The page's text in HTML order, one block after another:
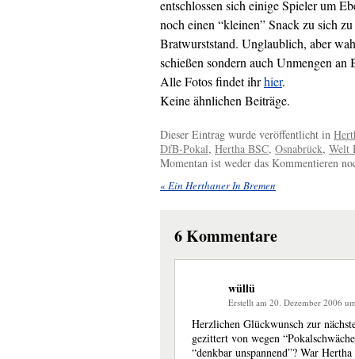
entschlossen sich einige Spieler um
noch einen “kleinen” Snack zu sich
Bratwurststand. Unglaublich, aber
schießen sondern auch Unmengen
Alle Fotos findet ihrhier.
Keine ähnlichen Beiträge.
Dieser Eintrag wurde veröffentlicht in
DfB-Pokal, Hertha BSC, Osnabrück, Welt
Momentan ist weder das Kommentieren
« Ein Herthaner In Bremen
6Kommentare
wüllü
Erstellt am 20. Dezember 2006
Herzlichen Glückwunsch zur
gezittert von wegen
“denkbar unspannend”? War